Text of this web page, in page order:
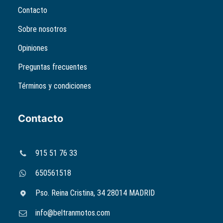
Contacto
Sobre nosotros
Opiniones
Preguntas frecuentes
Términos y condiciones
Contacto
915 51 76 33
650561518
Pso. Reina Cristina, 34 28014 MADRID
info@beltranmotos.com